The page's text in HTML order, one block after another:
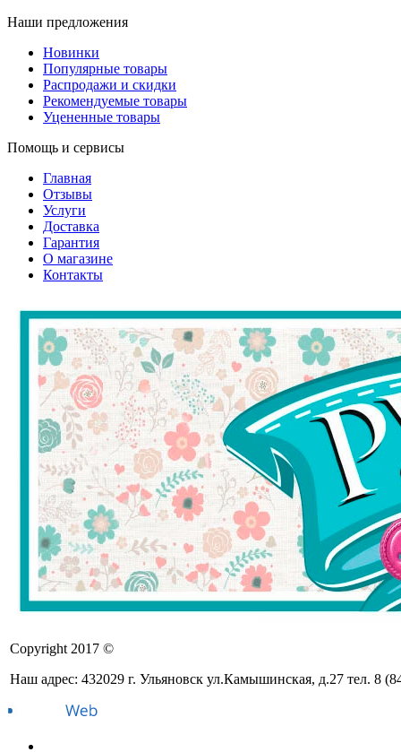
Наши предложения
Новинки
Популярные товары
Распродажи и скидки
Рекомендуемые товары
Уцененные товары
Помощь и сервисы
Главная
Отзывы
Услуги
Доставка
Гарантия
О магазине
Контакты
Copyright 2017 ©
Наш адрес: 432029 г. Ульяновск ул.Камышинская, д.27 тел. 8